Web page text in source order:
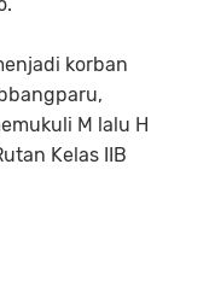
korban
M lalu H
Kelas IIB